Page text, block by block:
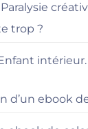
Paralysie
trop ?
d’un ebook